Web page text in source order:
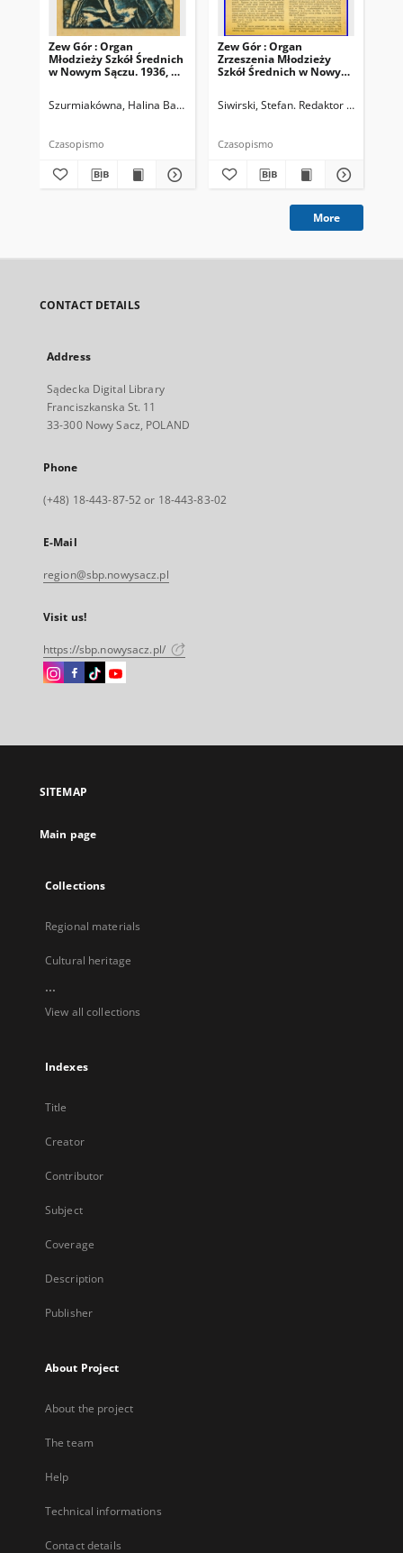
Zew Gór : Organ
Młodzieży Szkół Średnich
w Nowym Sączu. 1936, R.
Szurmiakówna, Halina Barbara (1920-1945). Redaktor naczelny
Czasopismo
Zew Gór : Organ
Zrzeszenia Młodzieży
Szkół Średnich w Nowym
Siwirski, Stefan. Redaktor naczelny
Czasopismo
More
CONTACT DETAILS
Address
Sądecka Digital Library
Franciszkanska St. 11
33-300 Nowy Sacz, POLAND
Phone
(+48) 18-443-87-52 or 18-443-83-02
E-Mail
region@sbp.nowysacz.pl
Visit us!
https://sbp.nowysacz.pl/
Instagram
open
new
Facebook
open
new
Instagram
open
new
Instagram
open
SITEMAP
Main page
Collections
Regional materials
Cultural heritage
...
View all collections
Indexes
Title
Creator
Contributor
Subject
Coverage
Description
Publisher
About Project
About the project
The team
Help
Technical informations
Contact details